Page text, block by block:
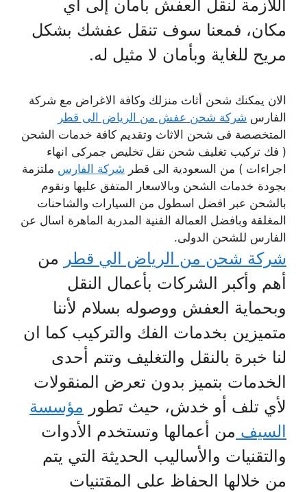
اللازمة لنقل العفش بأمان إلى أي
مكان، فمعنا سوف تنقل عفشك بشكل
مريح للغاية وبأمان لا مثيل له.
الان يمكنك شحن أثاث منزلك وكافة الاغراض مع شركة
الفارس شركة شحن عفش من الرياض الى قطر
المتخصصة فى شحن الاثاث وتقديم كافة خدمات الشحن
( فك تركيب تغليف شحن نقل تخليص جمركى انهاء
اجراءات ) من السعودية الى قطر شركة الفارس ملتزمة
بجودة خدمات الشحن وبالاسعار المتفق عليها ونقوم
بالشحن عبر افضل اسطول من السيارات والشاحنات
المغلقة وبافضل العمالة الفنية المدربة الماهرة اسال عن
الفارس للشحن الدولى.
شركة شحن من الرياض الي قطر من
أهم وأكبر الشركات بأعمال النقل
وبحماية العفش ووصوله بسلام لأننا
متميزين بخدمات الفك والتركيب كما ان
لنا خبرة بالنقل والتغليف وتتم أحدى
الخدمات بتميز بدون تعرض المنقولات
لأي تلف أو خدش، حيث تطور مؤسسة
السيف من أعمالها وتستخدم الأدوات
والتقنيات والأساليب الحديثة التي يتم
من خلالها الحفاظ على المقتنيات